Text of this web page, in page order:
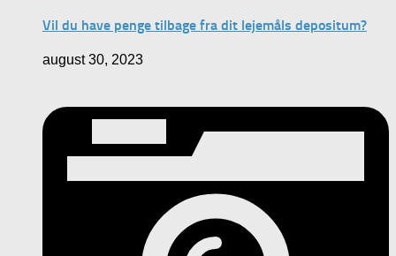
Vil du have penge tilbage fra dit lejemåls depositum?
august 30, 2023